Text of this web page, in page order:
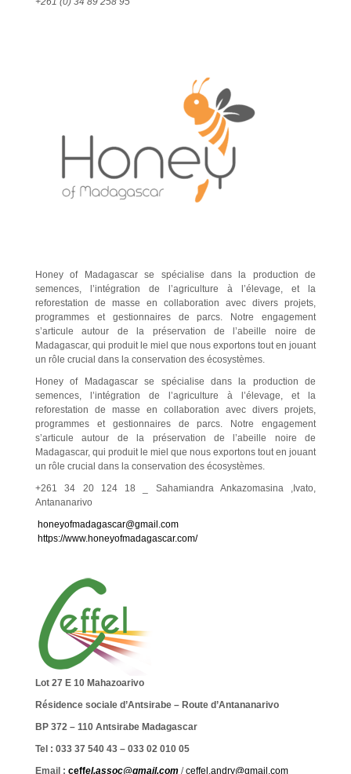
Honey of Madagascar se spécialise dans la production de
semences, l’intégration de l’agriculture à l’élevage, et la
reforestation de masse en collaboration avec divers projets,
programmes et gestionnaires de parcs. Notre engagement
s’articule autour de la préservation de l’abeille noire de
Madagascar, qui produit le miel que nous exportons tout en jouant
un rôle crucial dans la conservation des écosystèmes.
Honey of Madagascar se spécialise dans la production de
semences, l’intégration de l’agriculture à l’élevage, et la
reforestation de masse en collaboration avec divers projets,
programmes et gestionnaires de parcs. Notre engagement
s’articule autour de la préservation de l’abeille noire de
Madagascar, qui produit le miel que nous exportons tout en jouant
un rôle crucial dans la conservation des écosystèmes.
+261 34 20 124 18 _ Sahamiandra Ankazomasina ,Ivato,
Antananarivo
honeyofmadagascar@gmail.com
https://www.honeyofmadagascar.com/
Lot 27 E 10 Mahazoarivo
Résidence sociale d’Antsirabe – Route d’Antananarivo
BP 372 – 110 Antsirabe Madagascar
Tel : 033 37 540 43 – 033 02 010 05
Email : ceffel.assoc@gmail.com /ceffel.andry@gmail.com